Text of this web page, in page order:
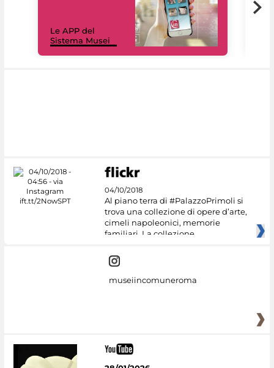
Le APP del
Sistema Musei
04/10/2018
Al piano terra di #PalazzoPrimoli si
trova una collezione di opere d’arte,
cimeli napoleonici, memorie
familiari. La collezione
museiincomuneroma